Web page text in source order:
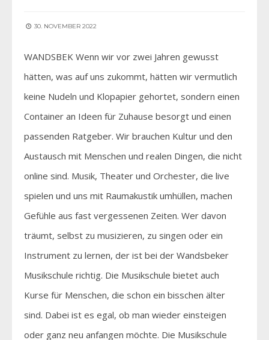
30. NOVEMBER 2022
WANDSBEK Wenn wir vor zwei Jahren gewusst
hätten, was auf uns zukommt, hätten wir vermutlich
keine Nudeln und Klopapier gehortet, sondern einen
Container an Ideen für Zuhause besorgt und einen
passenden Ratgeber. Wir brauchen Kultur und den
Austausch mit Menschen und realen Dingen, die nicht
online sind. Musik, Theater und Orchester, die live
spielen und uns mit Raumakustik umhüllen, machen
Gefühle aus fast vergessenen Zeiten. Wer davon
träumt, selbst zu musizieren, zu singen oder ein
Instrument zu lernen, der ist bei der Wandsbeker
Musikschule richtig. Die Musikschule bietet auch
Kurse für Menschen, die schon ein bisschen älter
sind. Dabei ist es egal, ob man wieder einsteigen
oder ganz neu anfangen möchte. Die Musikschule